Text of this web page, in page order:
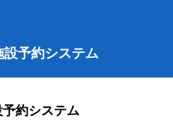
予約システム
約システム